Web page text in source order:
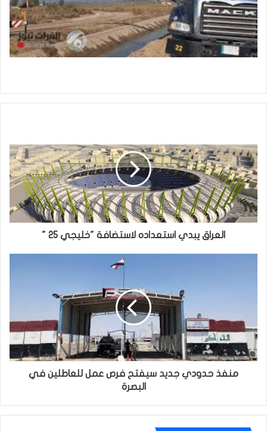
استعداده
لاستضافة
"خليجي
25
"
العراق يبدي استعداده لاستضافة "خليجي 25 "
عمل
للعاطلين
في
البصرة
منفذ حدودي جديد سيفتح فرص عمل للعاطلين في
البصرة